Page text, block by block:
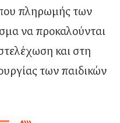
πληρωμής των
να προκαλούνται
και στη
των παιδικών